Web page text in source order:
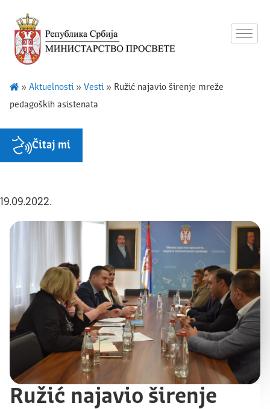
» Aktuelnosti» Vesti» Ružić najavio širenje mreže
pedagoških asistenata
Čitaj mi
19.09.2022.
Ružić najavio širenje